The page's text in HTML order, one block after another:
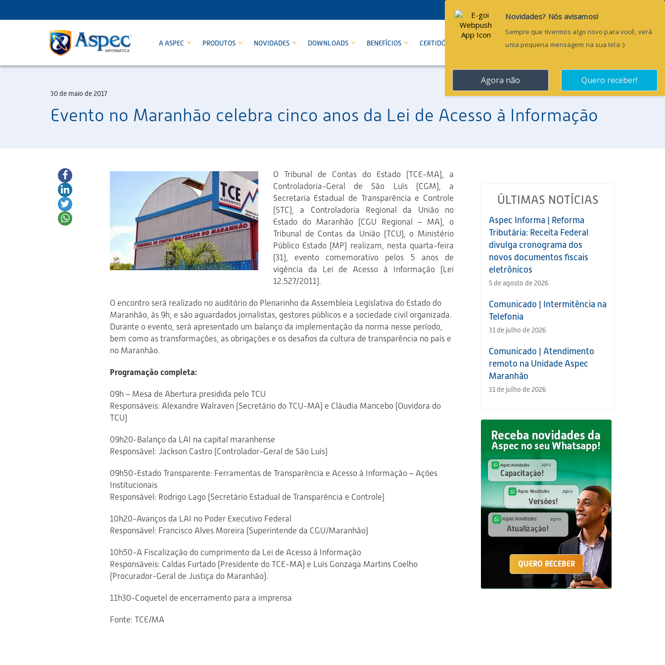
A ASPEC PRODUTOS NOVIDADES DOWNLOADS BENEFÍCIOS CERTIDÕES CONTATO Pesquisar...
30 de maio de 2017
Evento no Maranhão celebra cinco anos da Lei de Acesso à Informação
O Tribunal de Contas do Estado (TCE-MA), a
Controladoria-Geral de São Luís (CGM), a
Secretaria Estadual de Transparência e Controle
(STC), a Controladoria Regional da União no
Estado do Maranhão (CGU Regional – MA), o
Tribunal de Contas da União (TCU), o Ministério
Público Estado (MP) realizam, nesta quarta-feira
(31), evento comemorativo pelos 5 anos de
vigência da Lei de Acesso à Informação (Lei
12.527/2011).
O encontro será realizado no auditório do Plenarinho da Assembleia Legislativa do Estado do
Maranhão, às 9h, e são aguardados jornalistas, gestores públicos e a sociedade civil organizada.
Durante o evento, será apresentado um balanço da implementação da norma nesse período,
bem como as transformações, as obrigações e os desafios da cultura de transparência no país e
no Maranhão.
Programação completa:
09h – Mesa de Abertura presidida pelo TCU
Responsáveis: Alexandre Walraven (Secretário do TCU-MA) e Cláudia Mancebo (Ouvidora do
TCU)
09h20-Balanço da LAI na capital maranhense
Responsável: Jackson Castro (Controlador-Geral de São Luís)
09h50-Estado Transparente: Ferramentas de Transparência e Acesso à Informação – Ações
Institucionais
Responsável: Rodrigo Lago (Secretário Estadual de Transparência e Controle)
10h20-Avanços da LAI no Poder Executivo Federal
Responsável: Francisco Alves Moreira (Superintende da CGU/Maranhão)
10h50-A Fiscalização do cumprimento da Lei de Acesso à Informação
Responsáveis: Caldas Furtado (Presidente do TCE-MA) e Luís Gonzaga Martins Coelho
(Procurador-Geral de Justiça do Maranhão).
11h30-Coquetel de encerramento para a imprensa
Fonte: TCE/MA
ÚLTIMAS NOTÍCIAS
Aspec Informa | Reforma
Tributária: Receita Federal
divulga cronograma dos
novos documentos fiscais
eletrônicos
5 de agosto de 2026
Comunicado | Intermitência na
Telefonia
31 de julho de 2026
Comunicado | Atendimento
remoto na Unidade Aspec
Maranhão
31 de julho de 2026
QUERO RECEBER